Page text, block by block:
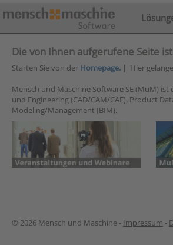
Die von Ihnen aufgerufene Seite
Starten Sie von der Homepage. | Hier
Mensch und Maschine Software SE (MuM)
und Engineering (CAD/CAM/CAE), Product
Modeling/Management (BIM).
© 2026 Mensch und Maschine - Impressum -